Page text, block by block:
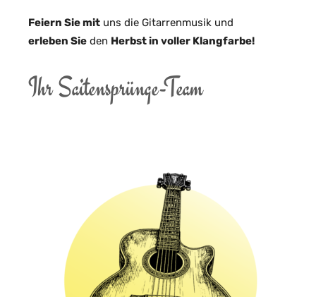
Feiern Sie mit uns die Gitarrenmusik und
erleben Sie den Herbst in voller Klangfarbe!
Ihr Saitensprünge-Team